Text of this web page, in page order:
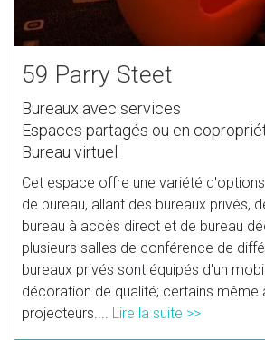
59 Parry Steet
Bureaux avec services
Espaces partagés ou en
Bureau virtuel
Cet espace offre une variété
de bureau, allant des bureaux privés,
bureau à accès direct et de bureau
plusieurs salles de conférence de
bureaux privés sont équipés d'un
décoration de qualité; certains même
projecteurs.... Lire la suite >>